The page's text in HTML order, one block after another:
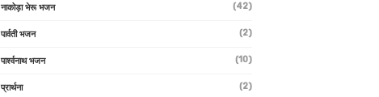
नाकोड़ा भेरू भजन (42)
पार्वती भजन (2)
पार्श्वनाथ भजन (10)
प्रार्थना (2)